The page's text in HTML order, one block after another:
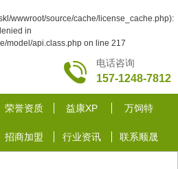
wwwroot/source/cache/license_cache.php):
in
model/api.class.php on line 217
电话咨询
157-1248-7812
荣誉资质 益康XP 万饲特
招商加盟 行业资讯 联系顺晟